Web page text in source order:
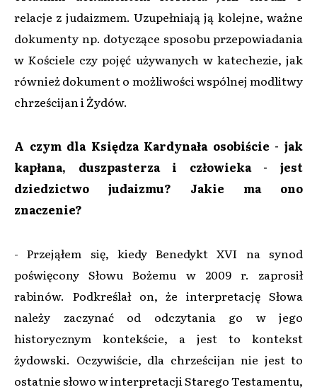
relacje z judaizmem. Uzupełniają ją kolejne, ważne
dokumenty np. dotyczące sposobu przepowiadania
w Kościele czy pojęć używanych w katechezie, jak
również dokument o możliwości wspólnej modlitwy
chrześcijan i Żydów.
A czym dla Księdza Kardynała osobiście - jak
kapłana, duszpasterza i człowieka - jest
dziedzictwo judaizmu? Jakie ma ono
znaczenie?
- Przejąłem się, kiedy Benedykt XVI na synod
poświęcony Słowu Bożemu w 2009 r. zaprosił
rabinów. Podkreślał on, że interpretację Słowa
należy zaczynać od odczytania go w jego
historycznym kontekście, a jest to kontekst
żydowski. Oczywiście, dla chrześcijan nie jest to
ostatnie słowo w interpretacji Starego Testamentu,